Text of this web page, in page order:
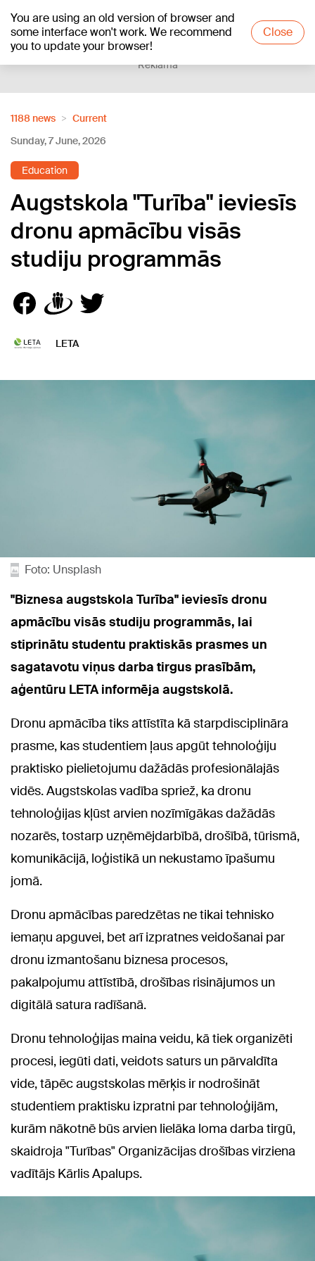
You are using an old version of browser and
some interface won't work. We recommend
you to update your browser!
Close
+22°C
Reklāma
1188 news
Current
Sunday, 7 June, 2026
Education
Augstskola "Turība" ieviesīs
dronu apmācību visās
studiju programmās
LETA
Foto: Unsplash
"Biznesa augstskola Turība" ieviesīs dronu
apmācību visās studiju programmās, lai
stiprinātu studentu praktiskās prasmes un
sagatavotu viņus darba tirgus prasībām,
aģentūru LETA informēja augstskolā.
Dronu apmācība tiks attīstīta kā starpdisciplināra
prasme, kas studentiem ļaus apgūt tehnoloģiju
praktisko pielietojumu dažādās profesionālajās
vidēs. Augstskolas vadība spriež, ka dronu
tehnoloģijas kļūst arvien nozīmīgākas dažādās
nozarēs, tostarp uzņēmējdarbībā, drošībā, tūrismā,
komunikācijā, loģistikā un nekustamo īpašumu
jomā.
Dronu apmācības paredzētas ne tikai tehnisko
iemaņu apguvei, bet arī izpratnes veidošanai par
dronu izmantošanu biznesa procesos,
pakalpojumu attīstībā, drošības risinājumos un
digitālā satura radīšanā.
Dronu tehnoloģijas maina veidu, kā tiek organizēti
procesi, iegūti dati, veidots saturs un pārvaldīta
vide, tāpēc augstskolas mērķis ir nodrošināt
studentiem praktisku izpratni par tehnoloģijām,
kurām nākotnē būs arvien lielāka loma darba tirgū,
skaidroja "Turības" Organizācijas drošības virziena
vadītājs Kārlis Apalups.